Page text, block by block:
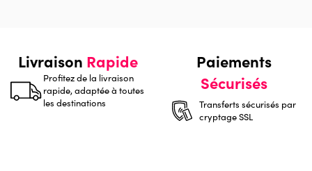
Livraison Rapide
Profitez de la livraison
rapide, adaptée à toutes
les destinations
Paiements
Sécurisés
Transferts sécurisés par
cryptage SSL